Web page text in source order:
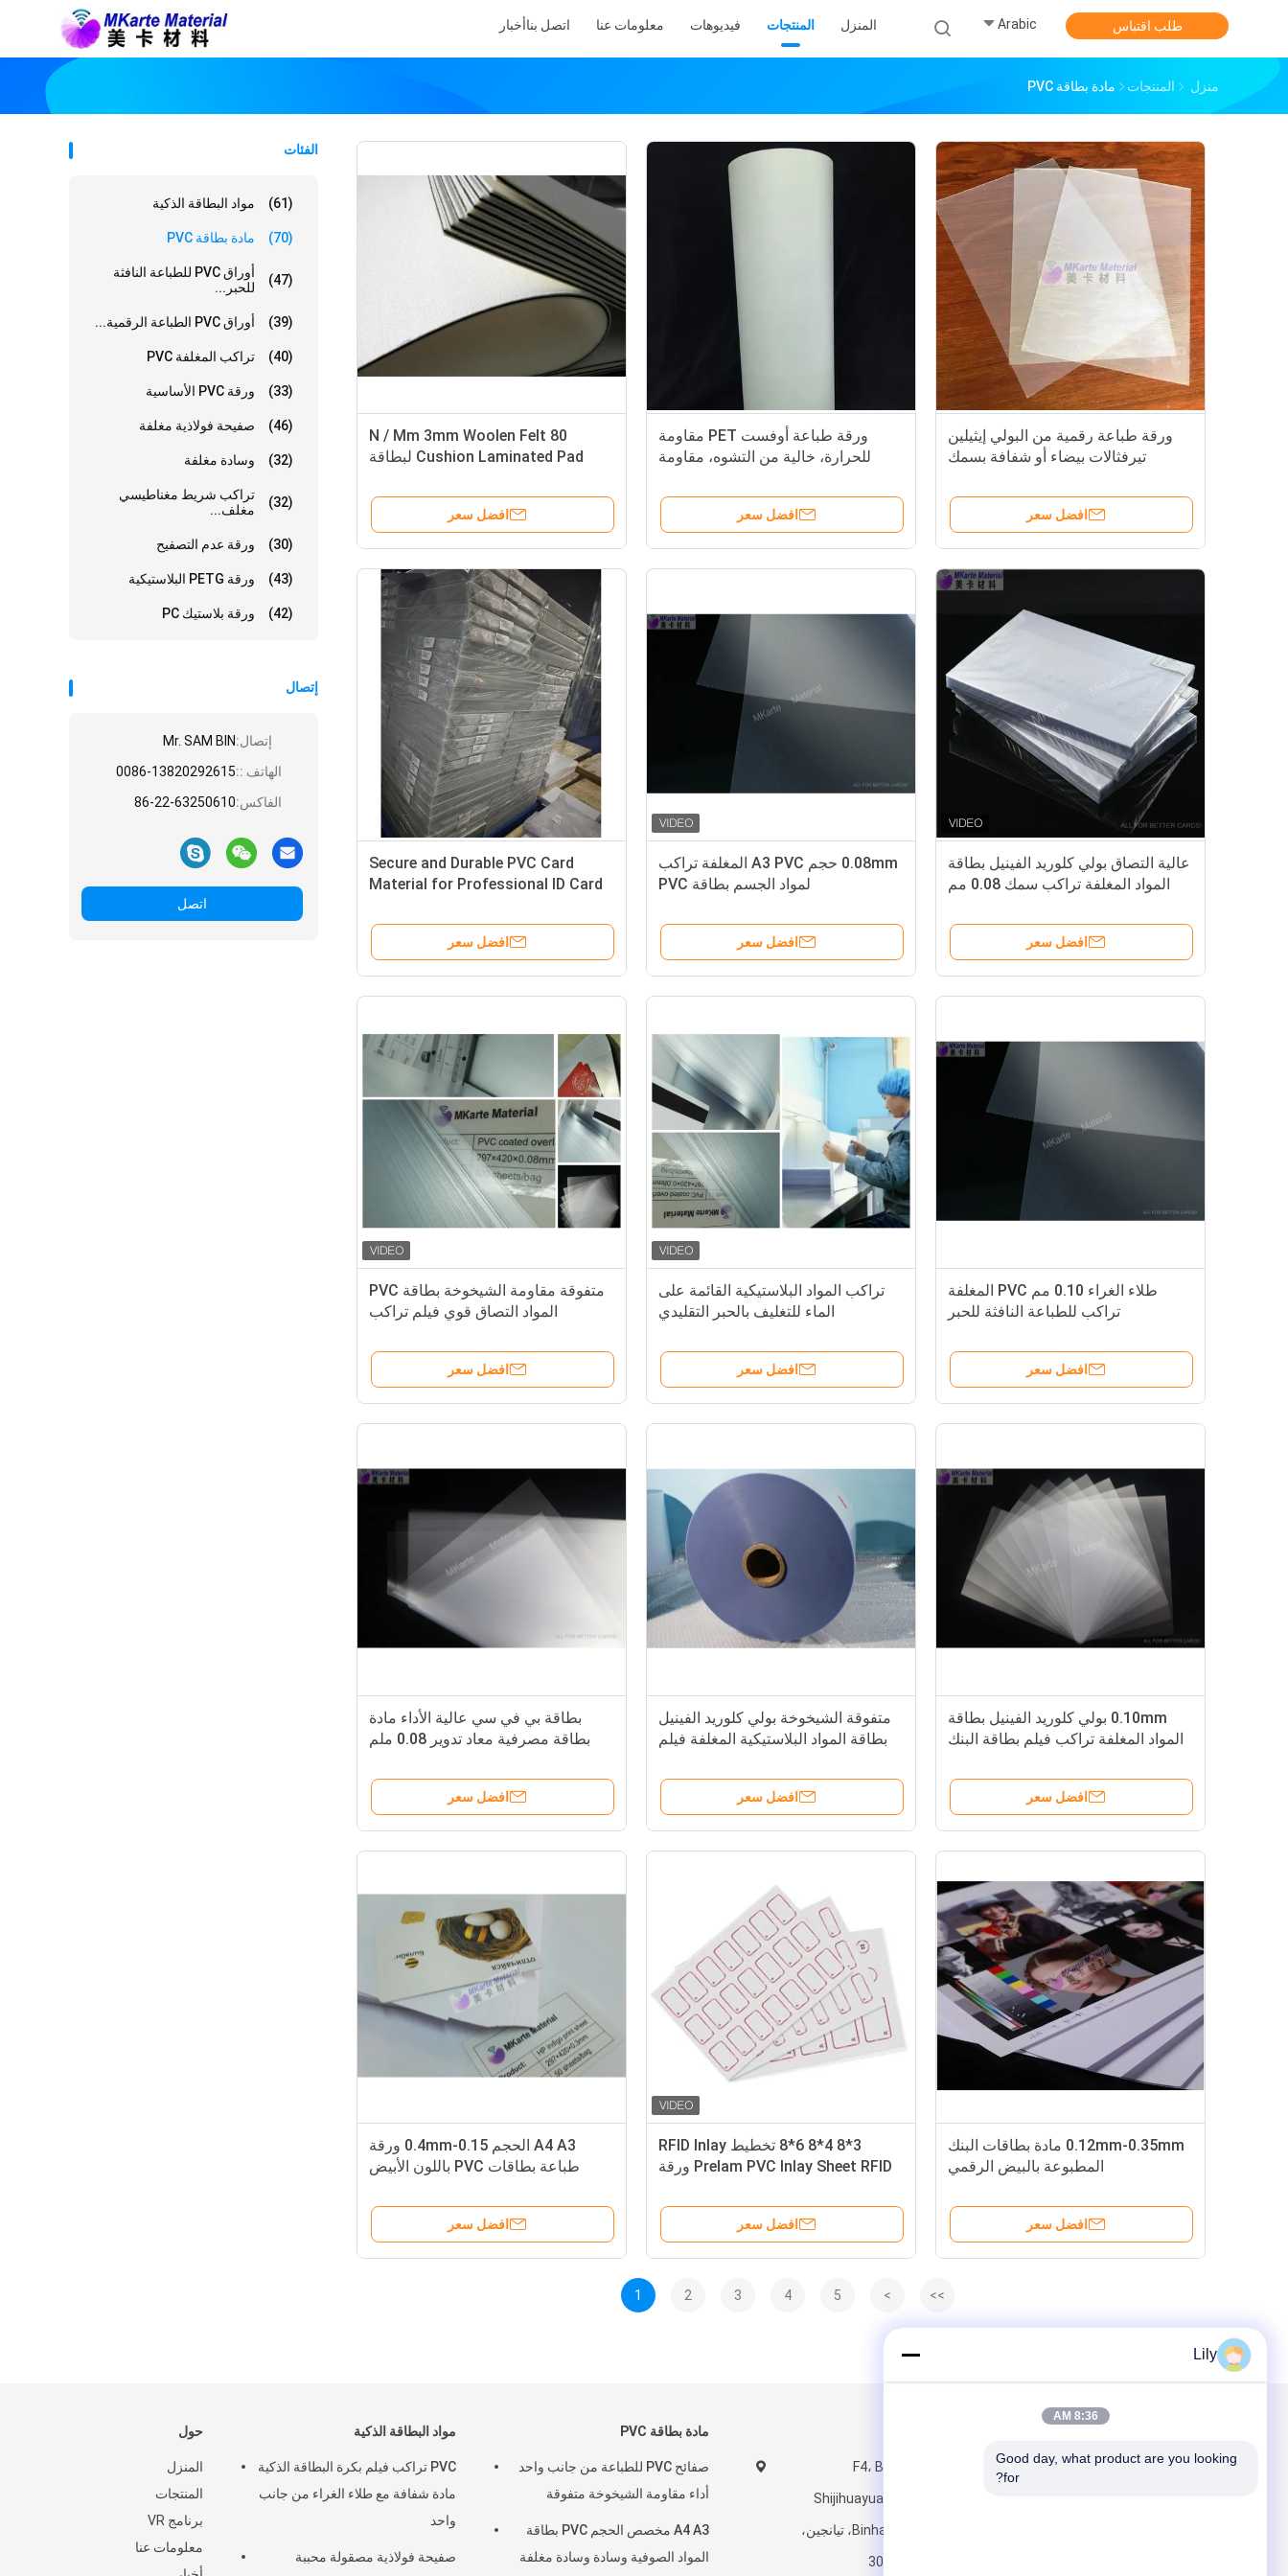
المنزل المنتجات فيديوهات معلومات عنا اتصل بناأخبار Arabic طلب اقتباس
منزل المنتجات مادة بطاقة PVC
الفئات
مواد البطاقة الذكية (61)
مادة بطاقة PVC (70)
أوراق PVC للطباعة النافثة
للحبر...
(47)
أوراق PVC الطباعة الرقمية... (39)
تراكب المغلفة PVC (40)
ورقة PVC الأساسية (33)
صفيحة فولاذية مغلفة (46)
وسادة مغلفة (32)
تراكب شريط مغناطيسي
مغلف...
(32)
ورقة عدم التصفيح (30)
ورقة PETG البلاستيكية (43)
ورقة بلاستيك PC (42)
إتصال
إتصال:Mr. SAM BIN
الهاتف ::0086-13820292615
الفاكس:86-22-63250610
اتصل
80 N / Mm 3mm Woolen Felt
Cushion Laminated Pad لبطاقة
افضل سعر
ورقة طباعة أوفست PET مقاومة
للحرارة، خالية من التشوه، مقاومة
عالية M-PET-OP
افضل سعر
ورقة طباعة رقمية من البولي إيثيلين
تيرفثالات بيضاء أو شفافة بسمك
PET-HIP
افضل سعر
Secure and Durable PVC Card
Material for Professional ID Card
افضل سعر
0.08mm حجم A3 PVC المغلفة تراكب
لمواد الجسم بطاقة PVC
افضل سعر
عالية التصاق بولي كلوريد الفينيل بطاقة
المواد المغلفة تراكب سمك 0.08 مم
افضل سعر
متفوقة مقاومة الشيخوخة بطاقة PVC
المواد التصاق قوي فيلم تراكب
افضل سعر
تراكب المواد البلاستيكية القائمة على
الماء للتغليف بالحبر التقليدي
افضل سعر
طلاء الغراء 0.10 مم PVC المغلفة
تراكب للطباعة النافثة للحبر
افضل سعر
بطاقة بي في سي عالية الأداء مادة
بطاقة مصرفية معاد تدوير 0.08 ملم
افضل سعر
متفوقة الشيخوخة بولي كلوريد الفينيل
بطاقة المواد البلاستيكية المغلفة فيلم
افضل سعر
0.10mm بولي كلوريد الفينيل بطاقة
المواد المغلفة تراكب فيلم بطاقة البنك
أوفست
افضل سعر
A4 A3 الحجم 0.15-0.4mm ورقة
طباعة بطاقات PVC باللون الأبيض
افضل سعر
3*8 4*8 6*8 تخطيط RFID Inlay
Prelam PVC Inlay Sheet RFID ورقة
بلاستيكية
افضل سعر
0.12mm-0.35mm مادة بطاقات البنك
المطبوعة بالبيض الرقمي
افضل سعر
1 2 3 4 5 > >>
حول
المنزل
المنتجات
برنامج VR
معلومات عنا
مواد البطاقة الذكية
PVC تراكب فيلم بكرة البطاقة الذكية
مادة شفافة مع طلاء الغراء من جانب
واحد
صفيحة فولاذية مصقولة محببة
مادة بطاقة PVC
صفائح PVC للطباعة من جانب واحد
أداء مقاومة الشيخوخة متفوقة
A4 A3 مخصص الحجم PVC بطاقة
المواد الصوفية وسادة وسادة مغلفة
F4، Building # 1،
Shijihuayuan، Dagang،
Binhai New Area، تيانجين،
Lily
8:36 AM
Good day, what product are you looking
for?